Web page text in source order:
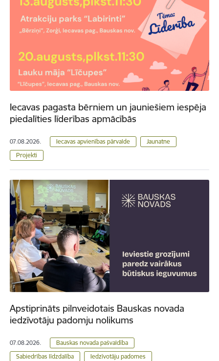
Iecavas pagasta bērniem un jauniešiem iespēja
piedalīties līderības apmācībās
07.08.2026. Iecavas apvienības pārvalde
Jaunatne
Projekti
Apstiprināts pilnveidotais Bauskas novada
iedzīvotāju padomju nolikums
07.08.2026.
Bauskas novada pašvaldība
Sabiedrības līdzdalība
Iedzīvotāju padomes